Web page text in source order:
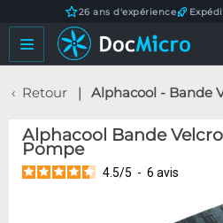
26 ans d'expérience
Retour Alphacool - Bande
Alphacool Bande
Pompe
4.5/5 - 6 avis